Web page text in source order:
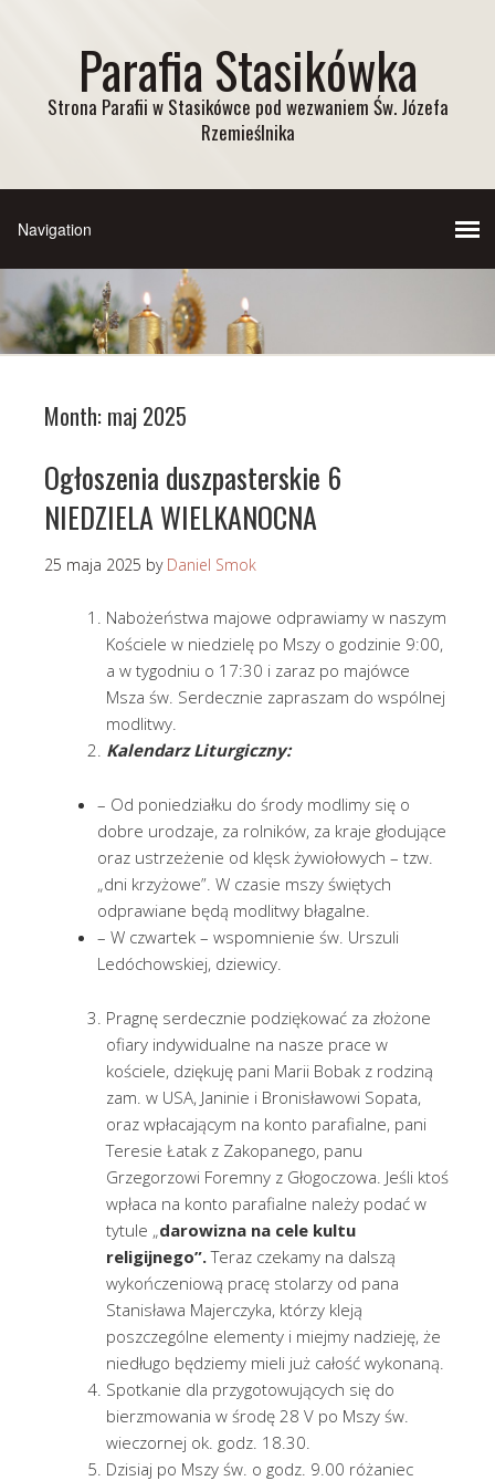
Parafia Stasikówka
Strona Parafii w Stasikówce pod wezwaniem Św. Józefa
Rzemieślnika
Month: maj 2025
Ogłoszenia duszpasterskie 6
NIEDZIELA WIELKANOCNA
25 maja 2025 by Daniel Smok
Nabożeństwa majowe odprawiamy w naszym
Kościele w niedzielę po Mszy o godzinie 9:00,
a w tygodniu o 17:30 i zaraz po majówce
Msza św. Serdecznie zapraszam do wspólnej
modlitwy.
Kalendarz Liturgiczny:
– Od poniedziałku do środy modlimy się o
dobre urodzaje, za rolników, za kraje głodujące
oraz ustrzeżenie od klęsk żywiołowych – tzw.
„dni krzyżowe”. W czasie mszy świętych
odprawiane będą modlitwy błagalne.
– W czwartek – wspomnienie św. Urszuli
Ledóchowskiej, dziewicy.
Pragnę serdecznie podziękować za złożone
ofiary indywidualne na nasze prace w
kościele, dziękuję pani Marii Bobak z rodziną
zam. w USA, Janinie i Bronisławowi Sopata,
oraz wpłacającym na konto parafialne, pani
Teresie Łatak z Zakopanego, panu
Grzegorzowi Foremny z Głogoczowa. Jeśli ktoś
wpłaca na konto parafialne należy podać w
tytule „darowizna na cele kultu
religijnego”.Teraz czekamy na dalszą
wykończeniową pracę stolarzy od pana
Stanisława Majerczyka, którzy kleją
poszczególne elementy i miejmy nadzieję, że
niedługo będziemy mieli już całość wykonaną.
Spotkanie dla przygotowujących się do
bierzmowania w środę 28 V po Mszy św.
wieczornej ok. godz. 18.30.
Dzisiaj po Mszy św. o godz. 9.00 różaniec